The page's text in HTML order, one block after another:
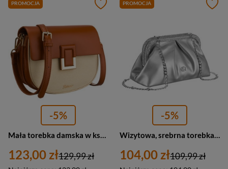
PROMOCJA
-5%
123,00 zł129,99 zł
PROMOCJA
-5%
104,00 zł109,99 zł